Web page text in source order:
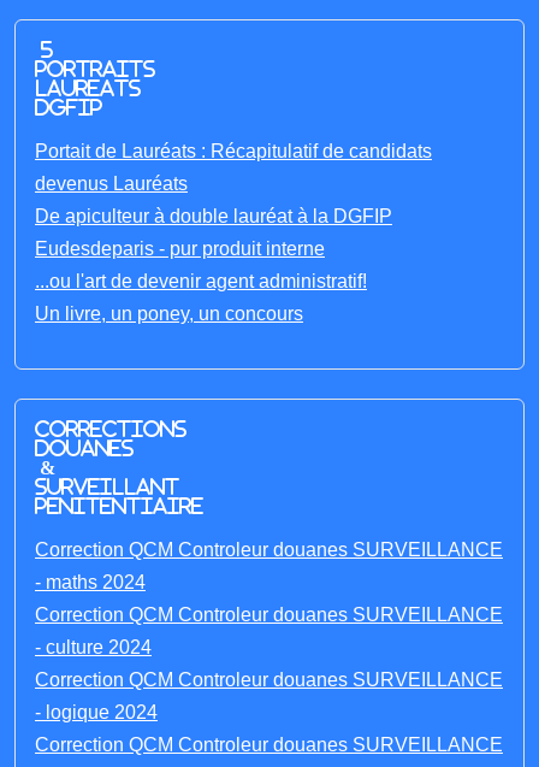
5
portraits
laureats
DGFIP
Portait de Lauréats : Récapitulatif de candidats
devenus Lauréats
De apiculteur à double lauréat à la DGFIP
Eudesdeparis - pur produit interne
...ou l'art de devenir agent administratif!
Un livre, un poney, un concours
Corrections
Douanes
&
Surveillant
penitentiaire
Correction QCM Controleur douanes SURVEILLANCE
- maths 2024
Correction QCM Controleur douanes SURVEILLANCE
- culture 2024
Correction QCM Controleur douanes SURVEILLANCE
- logique 2024
Correction QCM Controleur douanes SURVEILLANCE